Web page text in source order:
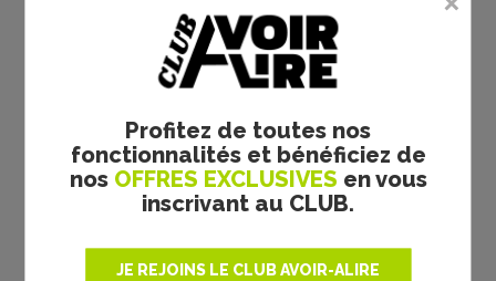
Profitez de toutes nos
fonctionnalités et bénéficiez de
nos OFFRES EXCLUSIVES en vous
inscrivant au CLUB.
JE REJOINS LE CLUB AVOIR-ALIRE
Plus de films